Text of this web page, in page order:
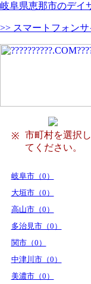
岐阜県恵那市のデイ
>> スマートフォン
※
市町村を選択し
てください。
岐阜市（0）
大垣市（0）
高山市（0）
多治見市（0）
関市（0）
中津川市（0）
美濃市（0）